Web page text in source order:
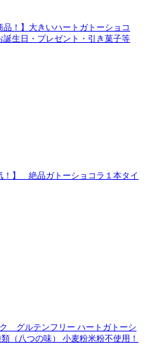
！】大きいハートガトーショコ
生日・プレゼント・引き菓子等
】 絶品ガトーショコラ１本タイ
グルテンフリー ハートガトーシ
（八つの味） 小麦粉米粉不使用！